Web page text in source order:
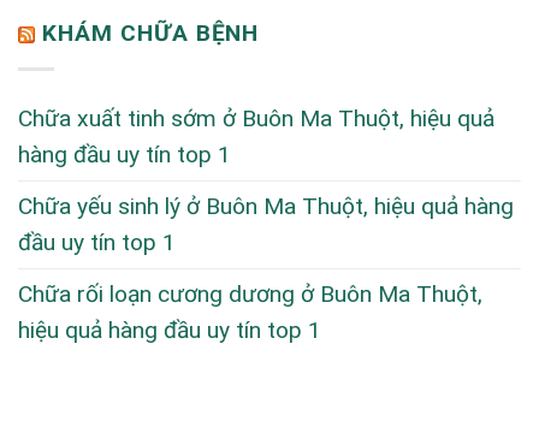
KHÁM CHỮA BỆNH
Chữa xuất tinh sớm ở Buôn Ma Thuột, hiệu quả
hàng đầu uy tín top 1
Chữa yếu sinh lý ở Buôn Ma Thuột, hiệu quả hàng
đầu uy tín top 1
Chữa rối loạn cương dương ở Buôn Ma Thuột,
hiệu quả hàng đầu uy tín top 1